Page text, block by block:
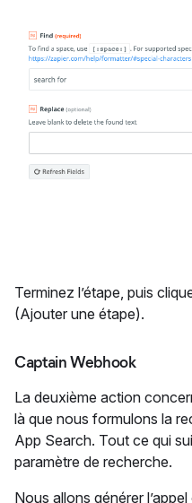
Terminez l’étape, puis
(Ajouter une étape).
Captain Webhook
La deuxième action
là que nous formulons la
App Search. Tout ce qui
paramètre de recherche.
Nous allons générer l’appel